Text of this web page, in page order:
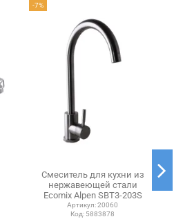
-7%
Смеситель для кухни из
нержавеющей стали
Ecomix Alpen SBT3-203S
Артикул:20060
Код: 5883878